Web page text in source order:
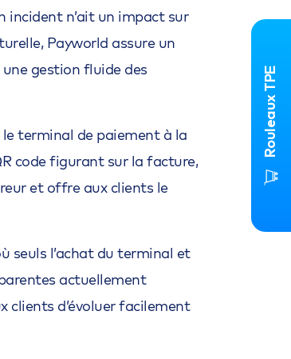
Rouleaux TPE
incident n’ait un impact sur
Payworld assure un
gestion fluide des
terminal de paiement à la
code figurant sur la facture,
et offre aux clients le
seuls l’achat du terminal et
actuellement
clients d’évoluer facilement